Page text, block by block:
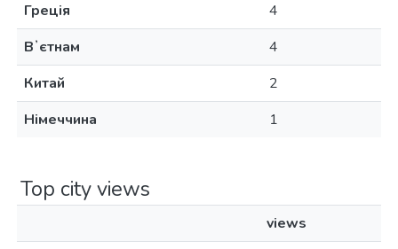
Греція
4
Вʼєтнам
4
Китай
2
Німеччина
1
Top city views
views